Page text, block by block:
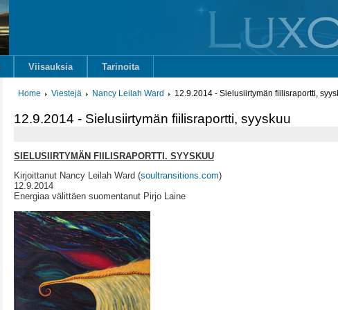
Viisauksia Tarinoita
Home Viestejä Nancy Leilah Ward 12.9.2014 - Sielusiirtymän fiilisraportti,
12.9.2014 - Sielusiirtymän fiilisraportti, syyskuu
SIELUSIIRTYMÄN FIILISRAPORTTI. SYYSKUU
Kirjoittanut Nancy Leilah Ward (soultransitions.com)
12.9.2014
Energiaa välittäen suomentanut Pirjo Laine